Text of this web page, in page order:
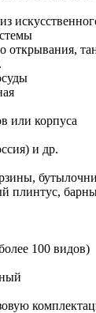
или корпуса
и др.
плинтус,
100 видов)